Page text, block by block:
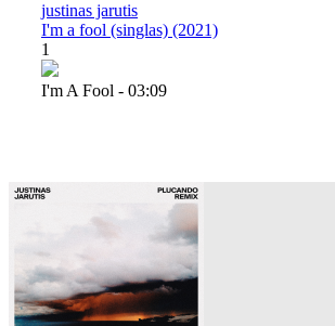
justinas jarutis
I'm a fool (singlas) (2021)
1
I'm A Fool - 03:09